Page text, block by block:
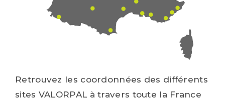
Retrouvez les coordonnées des différents
sites VALORPAL à travers toute la France